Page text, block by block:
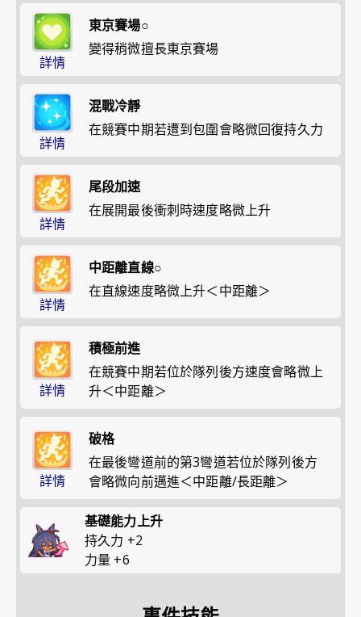
詳情
東京賽場○
變得稍微擅長東京賽場
詳情
混戰冷靜
在競賽中期若遭到包圍會略微回復持久力
詳情
尾段加速
在展開最後衝刺時速度略微上升
詳情
中距離直線○
在直線速度略微上升＜中距離＞
詳情
積極前進
在競賽中期若位於隊列後方速度會略微上
升＜中距離＞
詳情
破格
在最後彎道前的第3彎道若位於隊列後方
會略微向前邁進＜中距離/長距離＞
基礎能力上升
持久力 +2
力量 +6